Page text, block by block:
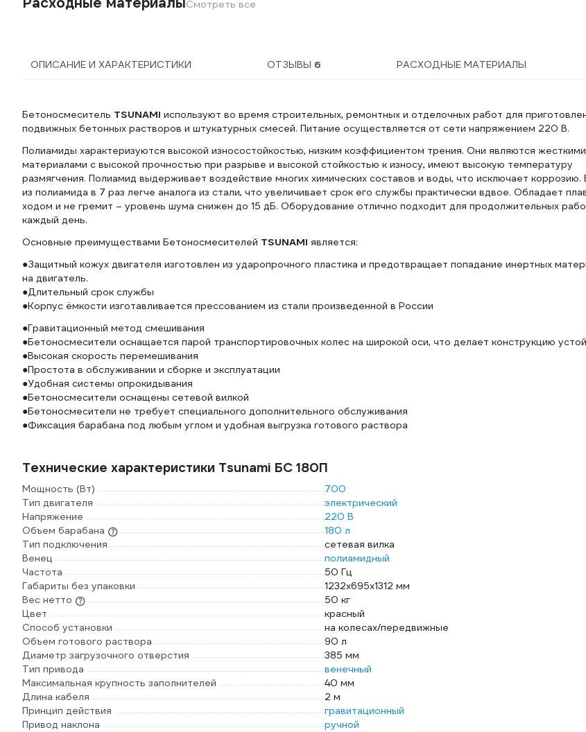
Смотреть все
ОПИСАНИЕ И ХАРАКТЕРИСТИКИ ОТЗЫВЫ 6 РАСХОДНЫЕ МАТЕРИАЛЫ
Бетоносмеситель TSUNAMI используют во время строительных, ремонтных и отделочных работ для
подвижных бетонных растворов и штукатурных смесей. Питание осуществляется от сети напряжением 220 В.
Полиамиды характеризуются высокой износостойкостью, низким коэффициентом трения. Они являются жесткими
материалами с высокой прочностью при разрыве и высокой стойкостью к износу, имеют высокую температуру
размягчения. Полиамид выдерживает воздействие многих химических составов и воды, что исключает коррозию.
из полиамида в 7 раз легче аналога из стали, что увеличивает срок его службы практически вдвое. Обладает
ходом и не гремит – уровень шума снижен до 15 дБ. Оборудование отлично подходит для продолжительных
каждый день.
Основные преимуществами Бетоносмесителей TSUNAMI является:
●Защитный кожух двигателя изготовлен из ударопрочного пластика и предотвращает попадание инертных
на двигатель.
●Длительный срок службы
●Корпус ёмкости изготавливается прессованием из стали произведенной в России
●Гравитационный метод смешивания
●Бетоносмесители оснащается парой транспортировочных колес на широкой оси, что делает конструкцию
●Высокая скорость перемешивания
●Простота в обслуживании и сборке и эксплуатации
●Удобная системы опрокидывания
●Бетоносмесители оснащены сетевой вилкой
●Бетоносмесители не требует специального дополнительного обслуживания
●Фиксация барабана под любым углом и удобная выгрузка готового раствора
Технические характеристики Tsunami БС 180П
Мощность (Вт)
700
Тип двигателя
электрический
Напряжение
220 В
Объем барабана
180 л
Тип подключения
сетевая вилка
Венец
полиамидный
Частота
50 Гц
Габариты без упаковки
1232х695х1312 мм
Вес нетто
50 кг
Цвет
красный
Способ установки
на колесах/передвижные
Объем готового раствора
90 л
Диаметр загрузочного отверстия
385 мм
Тип привода
венечный
Максимальная крупность заполнителей
40 мм
Длина кабеля
2 м
Принцип действия
гравитационный
Привод наклона
ручной